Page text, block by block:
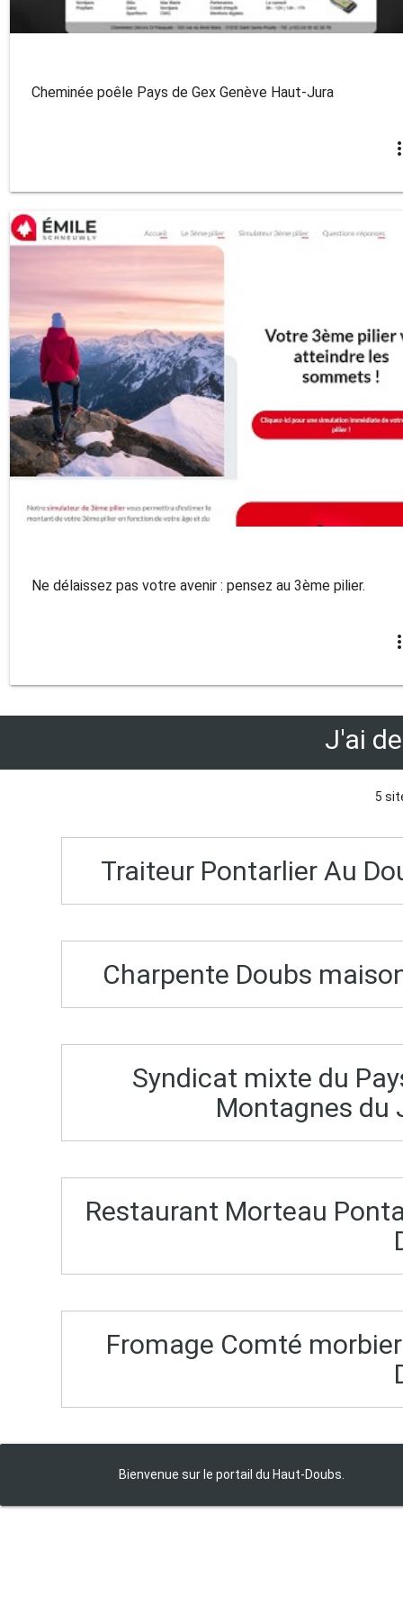
Cheminée poêle Pays de Gex Genève Haut-Jura
Ne délaissez pas votre avenir : pensez au 3ème pilier.
J'ai
5
Traiteur Pontarlier Au
Charpente Doubs
Syndicat mixte du
Montagnes du
Restaurant Morteau
Fromage Comté
Bienvenue sur le portail du Haut‑Doubs.